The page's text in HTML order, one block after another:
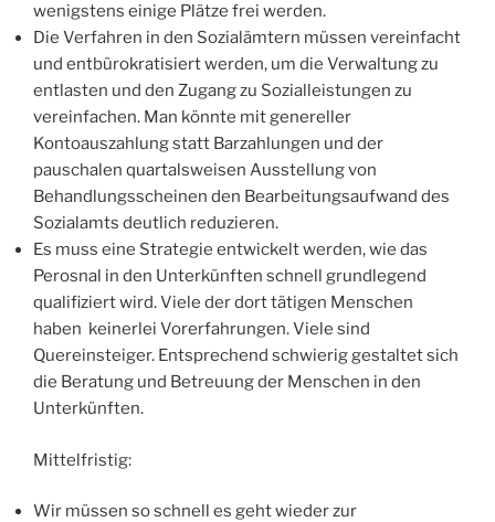
wenigstens einige Plätze frei werden.
Die Verfahren in den Sozialämtern müssen vereinfacht
und entbürokratisiert werden, um die Verwaltung zu
entlasten und den Zugang zu Sozialleistungen zu
vereinfachen. Man könnte mit genereller
Kontoauszahlung statt Barzahlungen und der
pauschalen quartalsweisen Ausstellung von
Behandlungsscheinen den Bearbeitungsaufwand des
Sozialamts deutlich reduzieren.
Es muss eine Strategie entwickelt werden, wie das
Perosnal in den Unterkünften schnell grundlegend
qualifiziert wird. Viele der dort tätigen Menschen
haben keinerlei Vorerfahrungen. Viele sind
Quereinsteiger. Entsprechend schwierig gestaltet sich
die Beratung und Betreuung der Menschen in den
Unterkünften.
Mittelfristig:
Wir müssen so schnell es geht wieder zur